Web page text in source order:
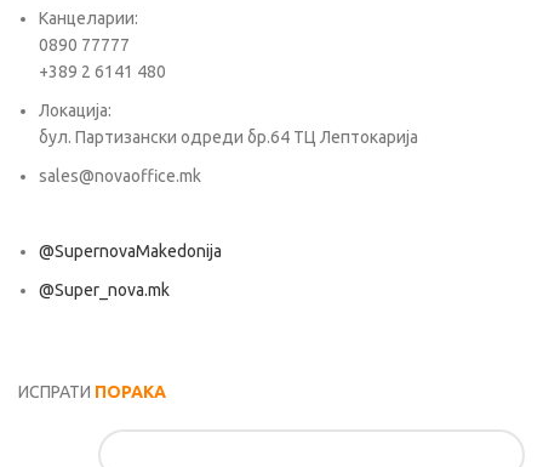
Канцеларии:
0890 77777
+389 2 6141 480
Локација:
бул. Партизански одреди бр.64 ТЦ Лептокарија
sales@novaoffice.mk
@SupernovaMakedonija
@Super_nova.mk
ИСПРАТИ ПОРАКА